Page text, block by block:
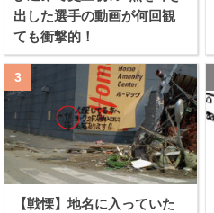
出した選手の動画が何回観
ても衝撃的！
【戦慄】地名に入っていた